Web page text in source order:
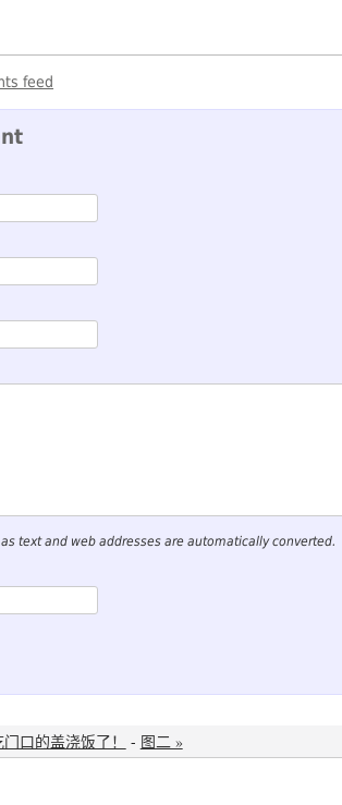
feed
text and web addresses are automatically converted.
口的盖浇饭了！ - 图二 »